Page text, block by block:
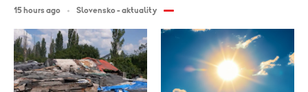
15 hours ago Slovensko - aktuality